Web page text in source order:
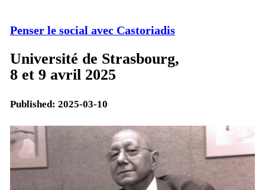
Penser le social avec Castoriadis
Université de Strasbourg,
8 et 9 avril 2025
Published: 2025-03-10